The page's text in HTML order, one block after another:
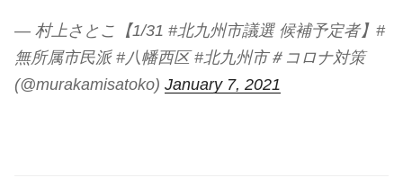
— 村上さとこ【1/31 #北九州市議選 候補予定者】#
無所属市民派 #八幡西区 #北九州市＃コロナ対策
(@murakamisatoko) January 7, 2021